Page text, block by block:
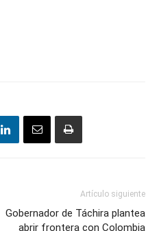
Artículo siguiente
Gobernador de Táchira plantea
abrir frontera con Colombia